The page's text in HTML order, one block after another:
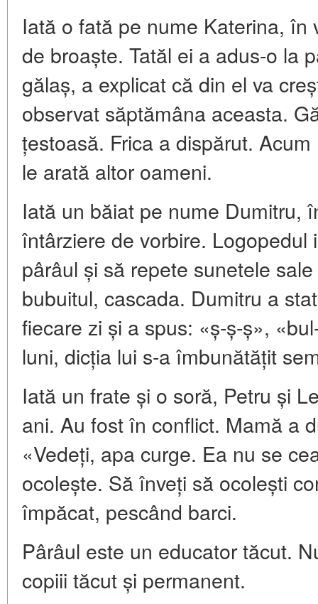
Iată o fată pe nume Katerina, în
de broaște. Tatăl ei a adus-o la
gălaș, a explicat că din el va
observat săptămâna aceasta.
țestoasă. Frica a dispărut.
le arată altor oameni.
Iată un băiat pe nume Dumitru,
întârziere de vorbire. Logopedul
pârâul și să repete sunetele
bubuitul, cascada. Dumitru a
fiecare zi și a spus: «ș-ș-ș»,
luni, dicția lui s-a îmbunătățit
Iată un frate și o soră, Petru și
ani. Au fost în conflict. Mamă a
«Vedeți, apa curge. Ea nu se
ocolește. Să înveți să ocolești
împăcat, pescând barci.
Pârâul este un educator tăcut.
copiii tăcut și permanent.